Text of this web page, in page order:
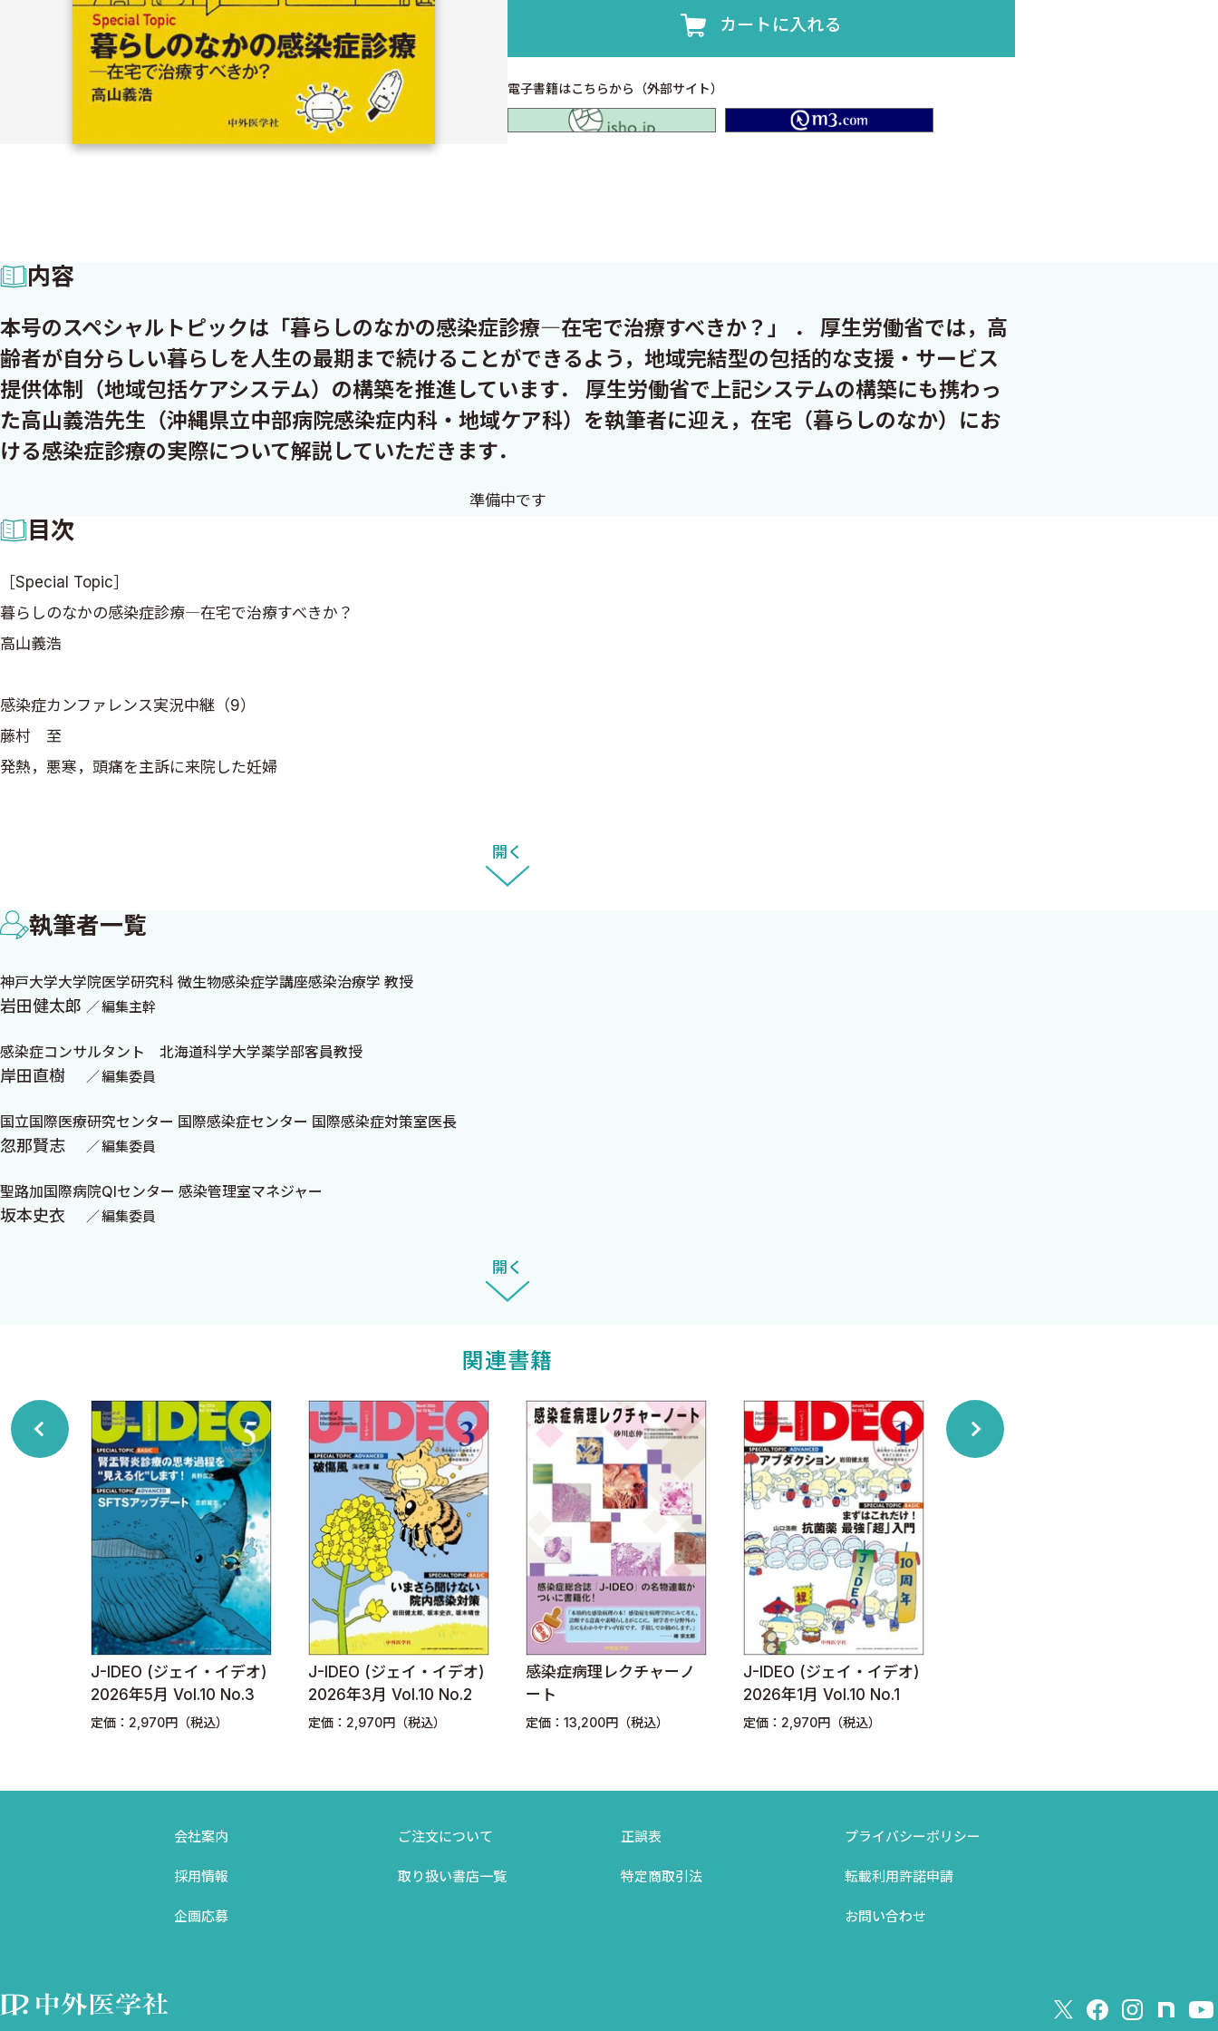
カートに入れる
電子書籍はこちらから（外部サイト）
内容
本号のスペシャルトピックは「暮らしのなかの感染症診療―在宅で治療すべきか？」 ． 厚生労働省では，高
齢者が自分らしい暮らしを人生の最期まで続けることができるよう，地域完結型の包括的な支援・サービス
提供体制（地域包括ケアシステム）の構築を推進しています． 厚生労働省で上記システムの構築にも携わっ
た高山義浩先生（沖縄県立中部病院感染症内科・地域ケア科）を執筆者に迎え，在宅（暮らしのなか）にお
ける感染症診療の実際について解説していただきます．
目次
［Special Topic］
暮らしのなかの感染症診療―在宅で治療すべきか？
高山義浩
感染症カンファレンス実況中継（9）
藤村 至
発熱，悪寒，頭痛を主訴に来院した妊婦
中村（内山）ふくみ
本土上陸
教えて感染症の病理（10）
病原体編 潰瘍性大腸炎と鑑別を要する寄生虫症
集まれ!! グラ染野郎（10）
移植後感染症レクチャーシリーズ（10）
冲中敬二
意識障害が出てきたのですが，感染症でしょうか？―同種移植後の中枢神経障害―
本質の感染症（10）
泣く子も黙る感染対策（10）
感染対策における管理図の活用
感染症疫学入門ズームアウト！（10）
開く
執筆者一覧
神戸大学大学院医学研究科 微生物感染症学講座感染治療学 教授
岩田健太郎 編集主幹
感染症コンサルタント 北海道科学大学薬学部客員教授
岸田直樹 編集委員
国立国際医療研究センター 国際感染症センター 国際感染症対策室医長
忽那賢志 編集委員
聖路加国際病院QIセンター 感染管理室マネジャー
坂本史衣 編集委員
開く
関連書籍
IDEO (ジェイ・イデオ)
年5月 Vol.10 No.3
価：2,970円（税込）
J-IDEO (ジェイ・イデオ)
2026年3月 Vol.10 No.2
定価：2,970円（税込）
感染症病理レクチャーノ
ート
定価：13,200円（税込）
J-IDEO (ジェイ・イデオ)
2026年1月 Vol.10 No.1
定価：2,970円（税込）
J-IDEO (ジェイ・イデオ)
2025年11月 Vol.9 No.6
定価：2,970円（税込）
会社案内
採用情報
企画応募
ご注文について
取り扱い書店一覧
正誤表
特定商取引法
プライバシーポリシー
転載利用許諾申請
お問い合わせ